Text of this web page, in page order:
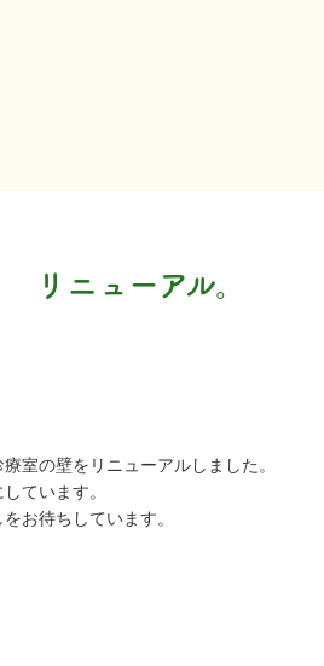
リニューアル。
室の壁をリニューアルしました。
ています。
お待ちしています。